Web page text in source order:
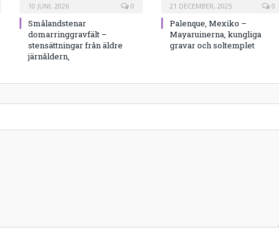
10 JUNI, 2026 0
Smålandstenar
domarringgravfält –
stensättningar från äldre
järnåldern,
21 DECEMBER, 2025 0
Palenque, Mexiko –
Mayaruinerna, kungliga
gravar och soltemplet